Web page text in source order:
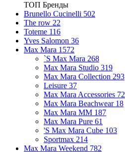
ТОП Бренды
Brunello Cucinelli 502
The row 22
Toteme 116
Yves Salomon 36
Max Mara 1572
`S Max Mara 268
Max Mara Studio 319
Max Mara Collection 293
Leisure 37
Max Mara Accessories 72
Max Mara Beachwear 18
Max Mara MM 187
Max Mara Pure 61
'S Max Mara Cube 103
Sportmax 214
Max Mara Weekend 782